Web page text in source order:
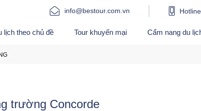
info@bestour.com.vn Hotline
lịch theo chủ đề Tour khuyến mại Cẩm nang du
trường Concorde